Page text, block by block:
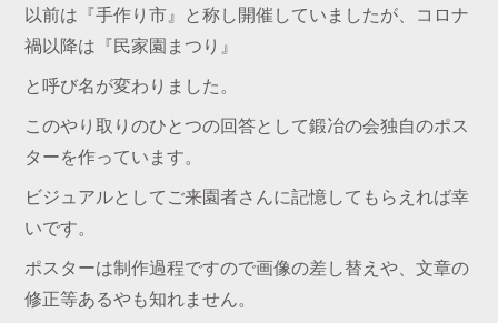
以前は『手作り市』と称し開催していましたが、コロナ
禍以降は『民家園まつり』
と呼び名が変わりました。
このやり取りのひとつの回答として鍛冶の会独自のポス
ターを作っています。
ビジュアルとしてご来園者さんに記憶してもらえれば幸
いです。
ポスターは制作過程ですので画像の差し替えや、文章の
修正等あるやも知れません。